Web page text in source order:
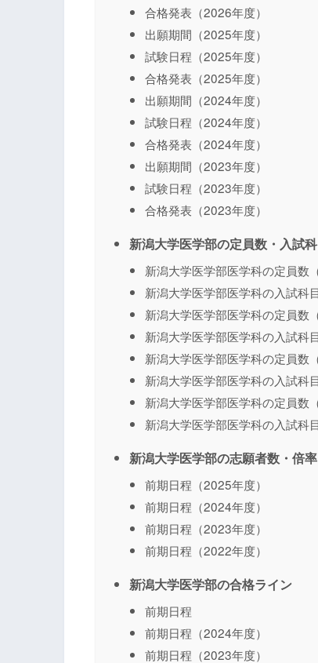
合格発表（2026年度）
出願期間（2025年度）
試験日程（2025年度）
合格発表（2025年度）
出願期間（2024年度）
試験日程（2024年度）
合格発表（2024年度）
出願期間（2023年度）
試験日程（2023年度）
合格発表（2023年度）
新潟大学医学部の定員数・入試
新潟大学医学部医学科の定員数
新潟大学医学部医学科の入試科
新潟大学医学部医学科の定員数
新潟大学医学部医学科の入試科
新潟大学医学部医学科の定員数
新潟大学医学部医学科の入試科
新潟大学医学部医学科の定員数
新潟大学医学部医学科の入試科
新潟大学医学部の志願者数・倍率
前期日程（2025年度）
前期日程（2024年度）
前期日程（2023年度）
前期日程（2022年度）
新潟大学医学部の合格ライン
前期日程
前期日程（2024年度）
前期日程（2023年度）